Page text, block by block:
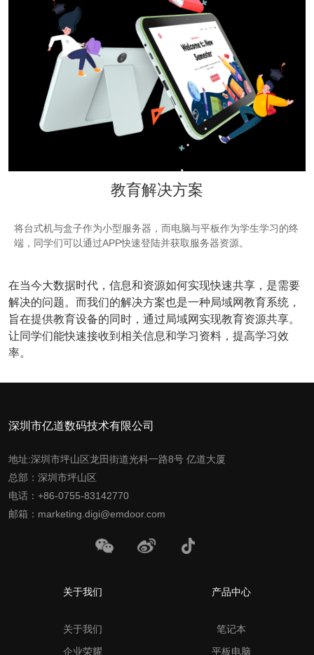
教育解决方案
将台式机与盒子作为小型服务器，而电脑与平板作为学生学习的终
端，同学们可以通过APP快速登陆并获取服务器资源。
在当今大数据时代，信息和资源如何实现快速共享，是需要
解决的问题。而我们的解决方案也是一种局域网教育系统，
旨在提供教育设备的同时，通过局域网实现教育资源共享。
让同学们能快速接收到相关信息和学习资料，提高学习效
率。
深圳市亿道数码技术有限公司
地址:深圳市坪山区龙田街道光科一路8号 亿道大厦
总部：深圳市坪山区
电话：+86-0755-83142770
邮箱：marketing.digi@emdoor.com
关于我们
关于我们
企业荣耀
产品中心
笔记本
平板电脑